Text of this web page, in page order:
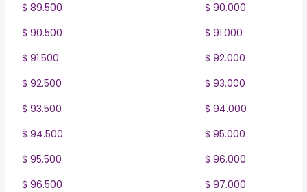
$ 89.500
$ 90.000
$ 90.500
$ 91.000
$ 91.500
$ 92.000
$ 92.500
$ 93.000
$ 93.500
$ 94.000
$ 94.500
$ 95.000
$ 95.500
$ 96.000
$ 96.500
$ 97.000